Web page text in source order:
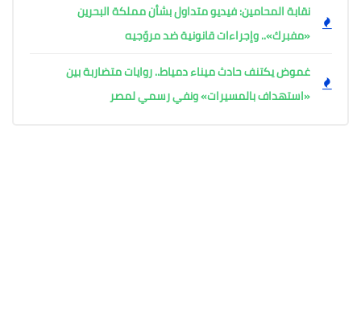
نقابة المحامين: فيديو متداول بشأن مملكة البحرين
«مفبرك».. وإجراءات قانونية ضد مروّجيه
غموض يكتنف حادث ميناء دمياط.. روايات متضاربة بين
«استهداف بالمسيرات» ونفي رسمي لمصر